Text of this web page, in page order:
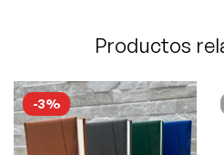
Productos
-3%